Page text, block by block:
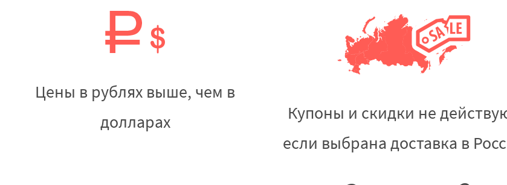
Цены в рублях выше, чем в
долларах
Купоны и скидки не
если выбрана доставка в